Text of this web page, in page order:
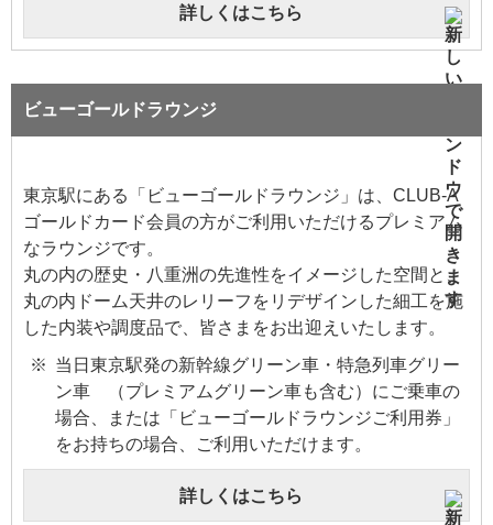
詳しくはこちら
ビューゴールドラウンジ
東京駅にある「ビューゴールドラウンジ」は、CLUB-A
ゴールドカード会員の方がご利用いただけるプレミアム
なラウンジです。
丸の内の歴史・八重洲の先進性をイメージした空間と、
丸の内ドーム天井のレリーフをリデザインした細工を施
した内装や調度品で、皆さまをお出迎えいたします。
当日東京駅発の新幹線グリーン車・特急列車グリー
ン車 （プレミアムグリーン車も含む）にご乗車の
場合、または「ビューゴールドラウンジご利用券」
をお持ちの場合、ご利用いただけます。
詳しくはこちら